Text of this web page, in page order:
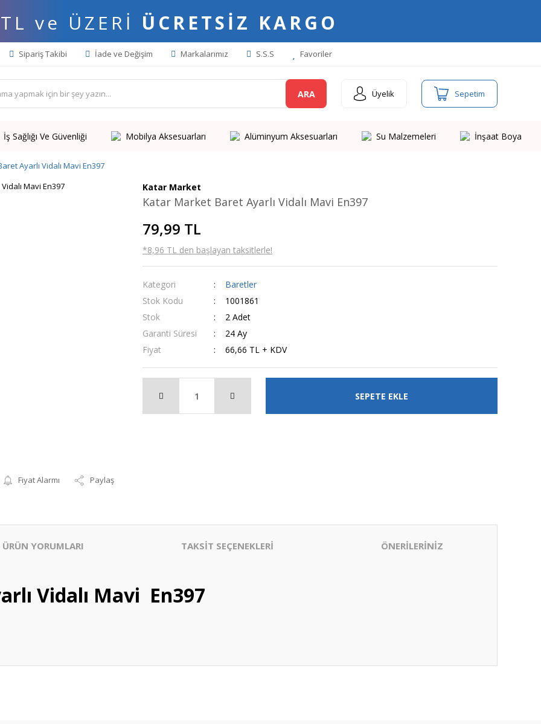
ve ÜZERİ ÜCRETSİZ KARGO
Sipariş Takibi İade ve Değişim Markalarımız S.S.S Favoriler
ARA Üyelik Sepetim
İş Sağlığı Ve Güvenliği Mobilya Aksesuarları Alüminyum Aksesuarları Su Malzemeleri İnşaat Boya
Ayarlı Vidalı Mavi En397
Fiyat Alarmı Paylaş
Katar Market
Katar Market Baret Ayarlı Vidalı Mavi En397
79,99 TL
*8,96 TL den başlayan taksitlerle!
Kategori
Baretler
Stok Kodu
1001861
Stok
2 Adet
Garanti Süresi
24 Ay
Fiyat
66,66 TL + KDV
SEPETE EKLE
ÜRÜN YORUMLARI TAKSİT SEÇENEKLERİ ÖNERİLERİNİZ
Vidalı Mavi En397